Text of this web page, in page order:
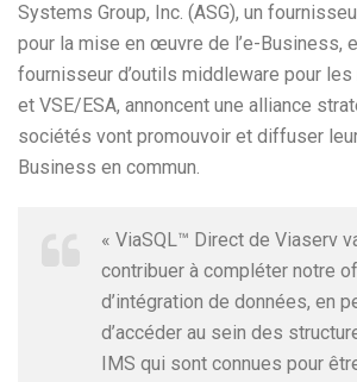
Systems Group, Inc. (ASG), un
pour la mise en œuvre de l’e-Business,
fournisseur d’outils middleware pour
et VSE/ESA, annoncent une alliance
sociétés vont promouvoir et diffuser
Business en commun.
« ViaSQL™ Direct de Viaserv
contribuer à compléter notre
d’intégration de données, en
d’accéder au sein des
IMS qui sont connues pour